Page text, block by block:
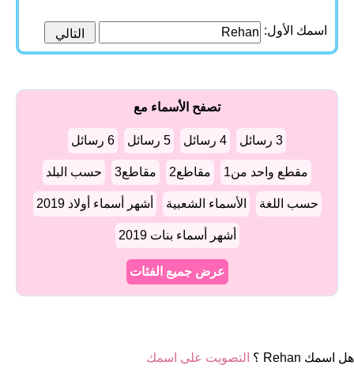
اسمك الأول:
تصفح الأسماء مع
3 رسائل 4 رسائل 5 رسائل 6 رسائل
مقطع واحد من1 مقاطع2 مقاطع3 حسب البلد
حسب اللغة الأسماء الشعبية أشهر أسماء أولاد 2019
أشهر أسماء بنات 2019
عرض جميع الفئات
هل اسمك Rehan ؟ التصويت على اسمك